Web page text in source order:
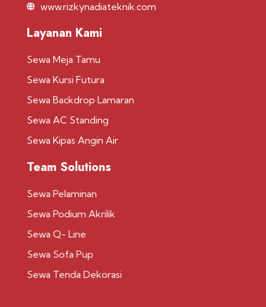
www.rizkynadiateknik.com
Layanan Kami
Sewa Meja Tamu
Sewa Kursi Futura
Sewa Backdrop Lamaran
Sewa AC Standing
Sewa Kipas Angin Air
Team Solutions
Sewa Pelaminan
Sewa Podium Akrilik
Sewa Q- Line
Sewa Sofa Pup
Sewa Tenda Dekorasi